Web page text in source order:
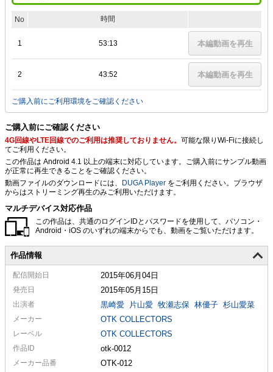
No 時間
1 53:13 本編動画を再生
2 43:52 本編動画を再生
ご購入前にご利用環境をご確認ください
ご購入前にご確認ください
4G回線やLTE回線でのご利用は推奨しておりません。 可能な限りWi-Fiに接続し
てご利用ください。
この作品は Android 4.1 以上の端末に対応しています。ご購入前にサンプル動画
が正常に再生できることをご確認ください。
動画ファイルのダウンロードには、 DUGA Player をご利用ください。ブラウザ
からはストリーミング再生のみご利用いただけます。
マルチデバイス対応作品
この作品は、共通のログインIDとパスワードを使用して、パソコン・
Android・iOS のいずれの端末からでも、動画をご覧いただけます。
作品情報
配信開始日 2015年06月04日
発売日 2015年05月15日
出演者 黒崎愛 片山愛 牧瀬志保 林優子 杉山愛菜
メーカー OTK COLLECTORS
レーベル OTK COLLECTORS
作品ID otk-0012
メーカー品番 OTK-012